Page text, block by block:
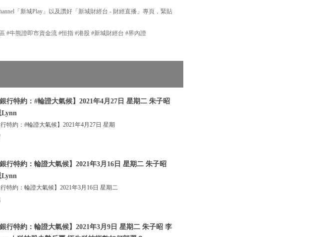
「新城Play」以及讚好「新城財經台 - 財經直播」專頁，緊貼
#牛熊證即市資金流 #恒指 #港股 #新城財經台 #界內證
銀行特約：#輪證大氣候】2021年4月27日 星期二 朱子昭
行特約：#輪證大氣候】2021年4月27日 星期
銀行特約：輪證大氣候】2021年3月16日 星期二 朱子昭
行特約：輪證大氣候】2021年3月16日 星期二
銀行特約：輪證大氣候】2021年3月9日 星期二 朱子昭 李